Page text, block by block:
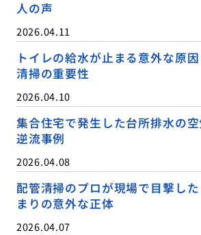
人の声
2026.04.11
トイレの給水が止まる意外な原
清掃の重要性
2026.04.10
集合住宅で発生した台所排水の
逆流事例
2026.04.08
配管清掃のプロが現場で目撃し
まりの意外な正体
2026.04.07